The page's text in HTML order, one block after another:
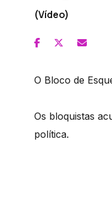
(Vídeo)
O Bloco de
Os bloquistas
política.